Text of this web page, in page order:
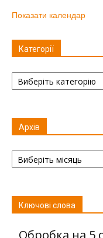
Показати календар
Категорії
Категорії
Архів
Архів
Ключові слова
Обробка на 5